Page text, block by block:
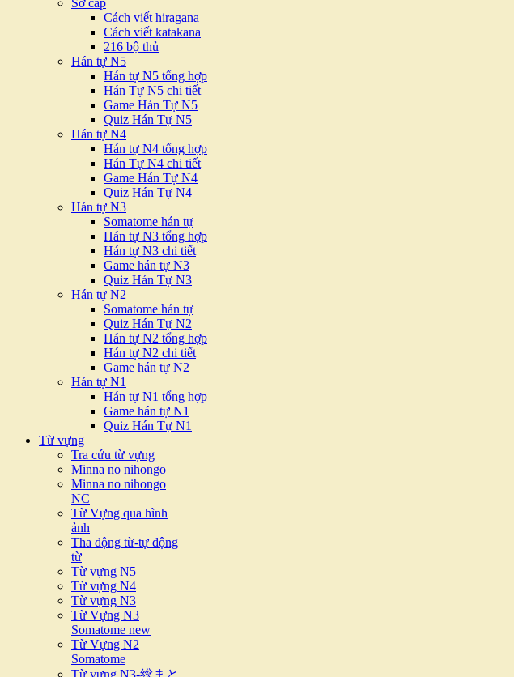
Sơ cấp
Cách viết hiragana
Cách viết katakana
216 bộ thủ
Hán tự N5
Hán tự N5 tổng hợp
Hán Tự N5 chi tiết
Game Hán Tự N5
Quiz Hán Tự N5
Hán tự N4
Hán tự N4 tổng hợp
Hán Tự N4 chi tiết
Game Hán Tự N4
Quiz Hán Tự N4
Hán tự N3
Somatome hán tự
Hán tự N3 tổng hợp
Hán tự N3 chi tiết
Game hán tự N3
Quiz Hán Tự N3
Hán tự N2
Somatome hán tự
Quiz Hán Tự N2
Hán tự N2 tổng hợp
Hán tự N2 chi tiết
Game hán tự N2
Hán tự N1
Hán tự N1 tổng hợp
Game hán tự N1
Quiz Hán Tự N1
Từ vựng
Tra cứu từ vựng
Minna no nihongo
Minna no nihongo
NC
Từ Vựng qua hình
ảnh
Tha động từ-tự động
từ
Từ vựng N5
Từ vựng N4
Từ vựng N3
Từ Vựng N3
Somatome new
Từ Vựng N2
Somatome
Từ vựng N3-総まと